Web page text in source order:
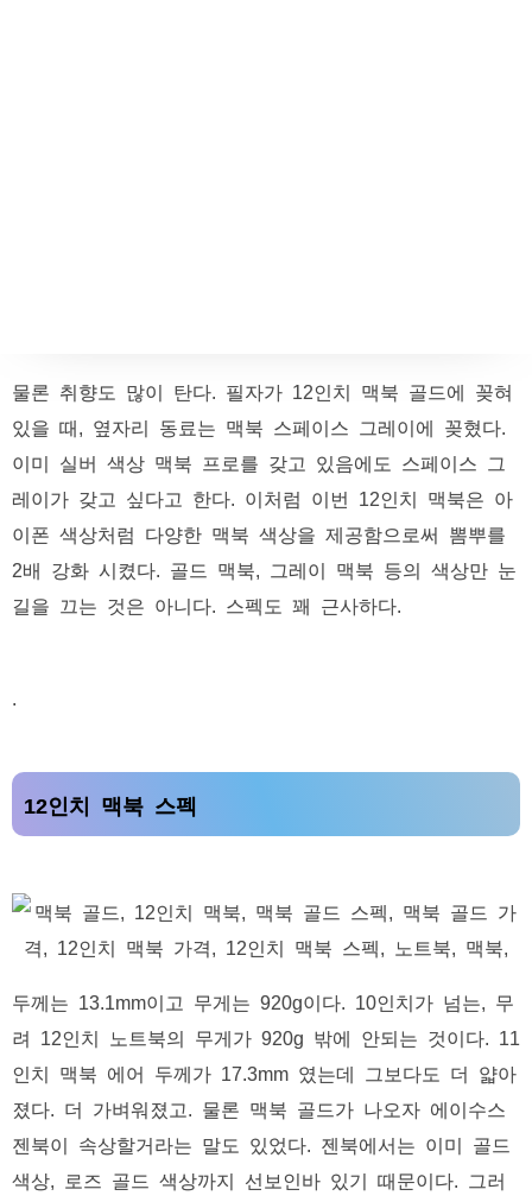
물론 취향도 많이 탄다. 필자가 12인치 맥북 골드에 꽂혀
있을 때, 옆자리 동료는 맥북 스페이스 그레이에 꽂혔다.
이미 실버 색상 맥북 프로를 갖고 있음에도 스페이스 그
레이가 갖고 싶다고 한다. 이처럼 이번 12인치 맥북은 아
이폰 색상처럼 다양한 맥북 색상을 제공함으로써 뽐뿌를
2배 강화 시켰다. 골드 맥북, 그레이 맥북 등의 색상만 눈
길을 끄는 것은 아니다. 스펙도 꽤 근사하다.
12인치 맥북 스펙
두께는 13.1mm이고 무게는 920g이다. 10인치가 넘는, 무
려 12인치 노트북의 무게가 920g 밖에 안되는 것이다. 11
인치 맥북 에어 두께가 17.3mm 였는데 그보다도 더 얇아
졌다. 더 가벼워졌고. 물론 맥북 골드가 나오자 에이수스
젠북이 속상할거라는 말도 있었다. 젠북에서는 이미 골드
색상, 로즈 골드 색상까지 선보인바 있기 때문이다. 그러